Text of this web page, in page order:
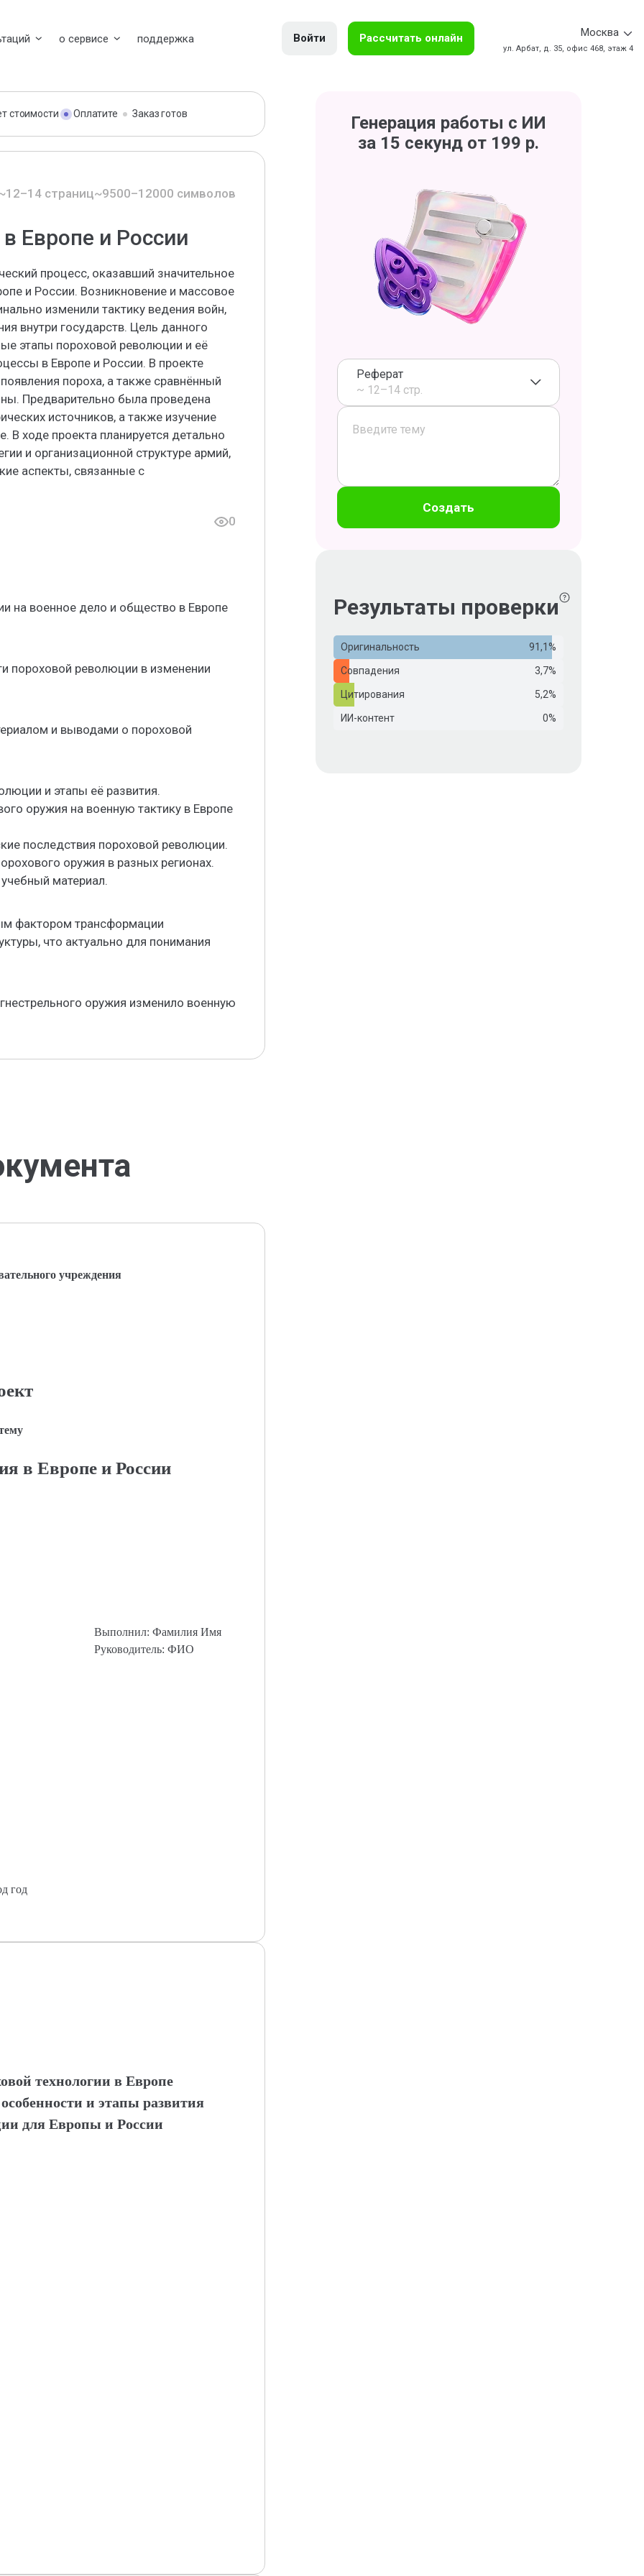
о сервисе поддержка Войти Рассчитать онлайн Москва
ул. Арбат, д. 35, офис 468, этаж 4
стоимости Оплатите Заказ готов
страниц~9500–12000 символов
Европе и России
процесс, оказавший значительное
и России. Возникновение и массовое
изменили тактику ведения войн,
внутри государств. Цель данного
этапы пороховой революции и её
в Европе и России. В проекте
пороха, а также сравнённый
Предварительно была проведена
источников, а также изучение
В ходе проекта планируется детально
и организационной структуре армий,
аспекты, связанные с
0
на военное дело и общество в Европе
пороховой революции в изменении
и выводами о пороховой
и этапы её развития.
оружия на военную тактику в Европе
последствия пороховой революции.
оружия в разных регионах.
материал.
фактором трансформации
что актуально для понимания
оружия изменило военную
учреждения
в Европе и России
Выполнил: Фамилия Имя
Руководитель: ФИО
год
технологии в Европе
и этапы развития
для Европы и России
Генерация работы с ИИ
за 15 секунд от 199 р.
Реферат
~ 12–14 стр.
Создать
Результаты проверки
Оригинальность 91,1%
Совпадения 3,7%
Цитирования 5,2%
ИИ-контент 0%